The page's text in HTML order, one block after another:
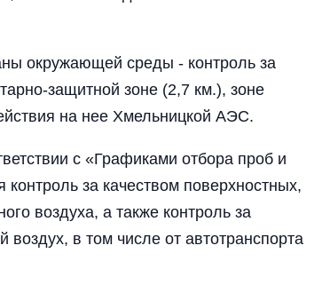
окружающей среды - контроль за
защитной зоне (2,7 км.), зоне
на нее Хмельницкой АЭС.
с «Графиками отбора проб и
за качеством поверхностных,
воздуха, а также контроль за
в том числе от автотранспорта